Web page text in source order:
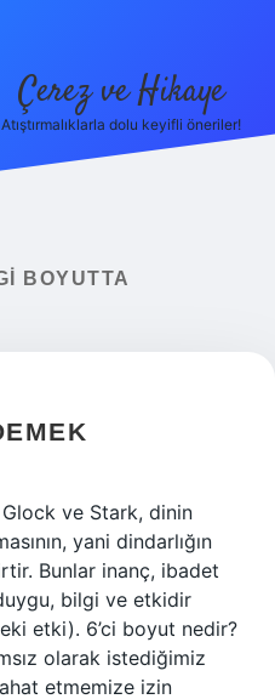
Çerez ve Hikaye
Atıştırmalıklarla dolu keyifli öneriler!
BOYUTTA
ve Stark, dinin
yani dindarlığın
Bunlar inanç, ibadet
bilgi ve etkidir
etki). 6’ci boyut nedir?
olarak istediğimiz
etmemize izin